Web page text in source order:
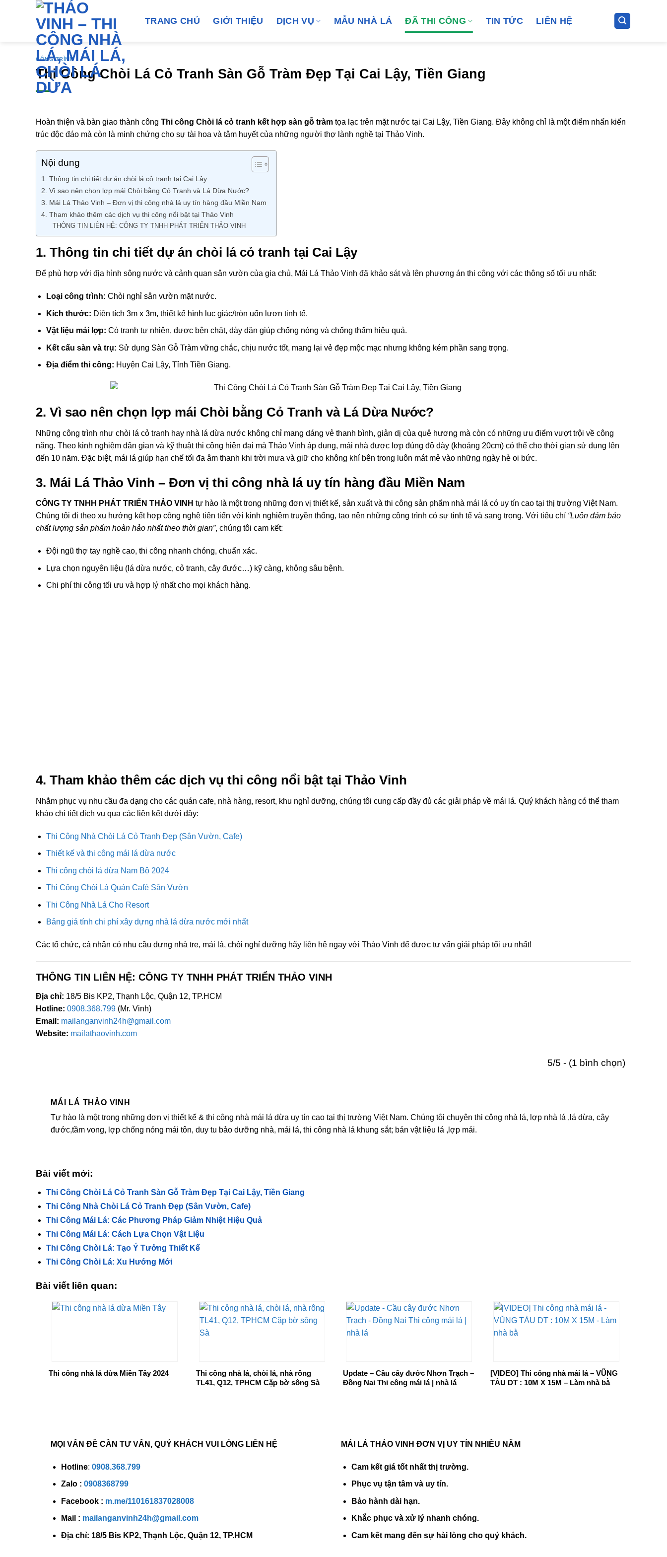
TRANG CHỦ GIỚI THIỆU DỊCH VỤ MẪU NHÀ LÁ ĐÃ THI CÔNG TIN TỨC LIÊN HỆ
CÔNG TRÌNH
Thi Công Chòi Lá Cỏ Tranh Sàn Gỗ Tràm Đẹp Tại Cai Lậy, Tiền Giang
Hoàn thiện và bàn giao thành công Thi công Chòi lá cỏ tranh kết hợp sàn gỗ tràm tọa lạc trên mặt nước tại Cai Lậy, Tiền Giang. Đây không chỉ là một điểm nhấn kiến
trúc độc đáo mà còn là minh chứng cho sự tài hoa và tâm huyết của những người thợ lành nghề tại Thảo Vinh.
Nội dung
1. Thông tin chi tiết dự án chòi lá cỏ tranh tại Cai Lậy
2. Vì sao nên chọn lợp mái Chòi bằng Cỏ Tranh và Lá Dừa Nước?
3. Mái Lá Thảo Vinh – Đơn vị thi công nhà lá uy tín hàng đầu Miền Nam
4. Tham khảo thêm các dịch vụ thi công nổi bật tại Thảo Vinh
THÔNG TIN LIÊN HỆ: CÔNG TY TNHH PHÁT TRIỂN THẢO VINH
1. Thông tin chi tiết dự án chòi lá cỏ tranh tại Cai Lậy
Để phù hợp với địa hình sông nước và cảnh quan sân vườn của gia chủ, Mái Lá Thảo Vinh đã khảo sát và lên phương án thi công với các thông số tối ưu nhất:
Loại công trình: Chòi nghỉ sân vườn mặt nước.
Kích thước: Diện tích 3m x 3m, thiết kế hình lục giác/tròn uốn lượn tinh tế.
Vật liệu mái lợp: Cỏ tranh tự nhiên, được bện chặt, dày dặn giúp chống nóng và chống thấm hiệu quả.
Kết cấu sàn và trụ: Sử dụng Sàn Gỗ Tràm vững chắc, chịu nước tốt, mang lại vẻ đẹp mộc mạc nhưng không kém phần sang trọng.
Địa điểm thi công: Huyện Cai Lậy, Tỉnh Tiền Giang.
2. Vì sao nên chọn lợp mái Chòi bằng Cỏ Tranh và Lá Dừa Nước?
Những công trình như chòi lá cỏ tranh hay nhà lá dừa nước không chỉ mang dáng vẻ thanh bình, giản dị của quê hương mà còn có những ưu điểm vượt trội về công
năng. Theo kinh nghiệm dân gian và kỹ thuật thi công hiện đại mà Thảo Vinh áp dụng, mái nhà được lợp đúng độ dày (khoảng 20cm) có thể cho thời gian sử dụng lên
đến 10 năm. Đặc biệt, mái lá giúp hạn chế tối đa âm thanh khi trời mưa và giữ cho không khí bên trong luôn mát mẻ vào những ngày hè oi bức.
3. Mái Lá Thảo Vinh – Đơn vị thi công nhà lá uy tín hàng đầu Miền Nam
CÔNG TY TNHH PHÁT TRIỂN THẢO VINH tự hào là một trong những đơn vị thiết kế, sản xuất và thi công sản phẩm nhà mái lá có uy tín cao tại thị trường Việt Nam.
Chúng tôi đi theo xu hướng kết hợp công nghệ tiên tiến với kinh nghiệm truyền thống, tạo nên những công trình có sự tinh tế và sang trọng. Với tiêu chí “Luôn đảm bảo
chất lượng sản phẩm hoàn hảo nhất theo thời gian”, chúng tôi cam kết:
Đội ngũ thợ tay nghề cao, thi công nhanh chóng, chuẩn xác.
Lựa chọn nguyên liệu (lá dừa nước, cỏ tranh, cây đước…) kỹ càng, không sâu bệnh.
Chi phí thi công tối ưu và hợp lý nhất cho mọi khách hàng.
4. Tham khảo thêm các dịch vụ thi công nổi bật tại Thảo Vinh
Nhằm phục vụ nhu cầu đa dạng cho các quán cafe, nhà hàng, resort, khu nghỉ dưỡng, chúng tôi cung cấp đầy đủ các giải pháp về mái lá. Quý khách hàng có thể tham
khảo chi tiết dịch vụ qua các liên kết dưới đây:
Thi Công Nhà Chòi Lá Cỏ Tranh Đẹp (Sân Vườn, Cafe)
Thiết kế và thi công mái lá dừa nước
Thi công chòi lá dừa Nam Bộ 2024
Thi Công Chòi Lá Quán Café Sân Vườn
Thi Công Nhà Lá Cho Resort
Bảng giá tính chi phí xây dựng nhà lá dừa nước mới nhất
Các tổ chức, cá nhân có nhu cầu dựng nhà tre, mái lá, chòi nghỉ dưỡng hãy liên hệ ngay với Thảo Vinh để được tư vấn giải pháp tối ưu nhất!
THÔNG TIN LIÊN HỆ: CÔNG TY TNHH PHÁT TRIỂN THẢO VINH
Địa chỉ: 18/5 Bis KP2, Thạnh Lộc, Quận 12, TP.HCM
Hotline: 0908.368.799 (Mr. Vinh)
Email: mailanganvinh24h@gmail.com
Website: mailathaovinh.com
5/5 - (1 bình chọn)
MÁI LÁ THẢO VINH
Tự hào là một trong những đơn vị thiết kế & thi công nhà mái lá dừa uy tín cao tại thị trường Việt Nam. Chúng tôi chuyên thi công nhà lá, lợp nhà lá ,lá dừa, cây
đước,tầm vong, lợp chống nóng mái tôn, duy tu bảo dưỡng nhà, mái lá, thi công nhà lá khung sắt; bán vật liệu lá ,lợp mái.
Bài viết mới:
Thi Công Chòi Lá Cỏ Tranh Sàn Gỗ Tràm Đẹp Tại Cai Lậy, Tiền Giang
Thi Công Nhà Chòi Lá Cỏ Tranh Đẹp (Sân Vườn, Cafe)
Thi Công Mái Lá: Các Phương Pháp Giảm Nhiệt Hiệu Quả
Thi Công Mái Lá: Cách Lựa Chọn Vật Liệu
Thi Công Chòi Lá: Tạo Ý Tưởng Thiết Kế
Thi Công Chòi Lá: Xu Hướng Mới
Bài viết liên quan:
Thi công nhà lá dừa Miền Tây 2024
Thi công nhà lá, chòi lá, nhà rông
TL41, Q12, TPHCM Cặp bờ sông Sà
Update – Cầu cây đước Nhơn Trạch –
Đồng Nai Thi công mái lá | nhà lá
[VIDEO] Thi công nhà mái lá – VŨNG
TÀU DT : 10M X 15M – Làm nhà bằ
MỌI VẤN ĐỀ CẦN TƯ VẤN, QUÝ KHÁCH VUI LÒNG LIÊN HỆ
Hotline: 0908.368.799
Zalo: 0908368799
Facebook : m.me/110161837028008
Mail : mailanganvinh24h@gmail.com
Địa chỉ: 18/5 Bis KP2, Thạnh Lộc, Quận 12, TP.HCM
MÁI LÁ THẢO VINH ĐƠN VỊ UY TÍN NHIỀU NĂM
Cam kết giá tốt nhất thị trường.
Phục vụ tận tâm và uy tín.
Bảo hành dài hạn.
Khắc phục và xử lý nhanh chóng.
Cam kết mang đến sự hài lòng cho quý khách.